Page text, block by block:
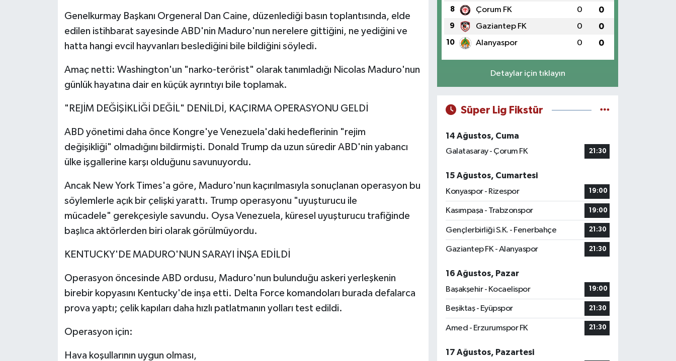
Genelkurmay Başkanı Orgeneral Dan Caine, düzenlediği basın toplantısında, elde
edilen istihbarat sayesinde ABD'nin Maduro'nun nerelere gittiğini, ne yediğini ve
hatta hangi evcil hayvanları beslediğini bile bildiğini söyledi.
Amaç netti: Washington'un "narko-terörist" olarak tanımladığı Nicolas Maduro'nun
günlük hayatına dair en küçük ayrıntıyı bile toplamak.
"REJİM DEĞİŞİKLİĞİ DEĞİL" DENİLDİ, KAÇIRMA OPERASYONU GELDİ
ABD yönetimi daha önce Kongre'ye Venezuela'daki hedeflerinin "rejim
değişikliği" olmadığını bildirmişti. Donald Trump da uzun süredir ABD'nin yabancı
ülke işgallerine karşı olduğunu savunuyordu.
Ancak New York Times'a göre, Maduro'nun kaçırılmasıyla sonuçlanan operasyon bu
söylemlerle açık bir çelişki yarattı. Trump operasyonu "uyuşturucu ile
mücadele" gerekçesiyle savundu. Oysa Venezuela, küresel uyuşturucu trafiğinde
başlıca aktörlerden biri olarak görülmüyordu.
KENTUCKY'DE MADURO'NUN SARAYI İNŞA EDİLDİ
Operasyon öncesinde ABD ordusu, Maduro'nun bulunduğu askeri yerleşkenin
birebir kopyasını Kentucky'de inşa etti. Delta Force komandoları burada defalarca
prova yaptı; çelik kapıları daha hızlı patlatmanın yolları test edildi.
Operasyon için:
Hava koşullarının uygun olması,
8 Çorum FK 0 0
9 Gaziantep FK 0 0
10 Alanyaspor 0 0
Detaylar için tıklayın
Süper Lig Fikstür
14 Ağustos, Cuma
Galatasaray - Çorum FK
21:30
15 Ağustos, Cumartesi
Konyaspor - Rizespor
19:00
Kasımpaşa - Trabzonspor 19:00
Gençlerbirliği S.K. - Fenerbahçe 21:30
Gaziantep FK - Alanyaspor 21:30
16 Ağustos, Pazar
Başakşehir - Kocaelispor
19:00
Beşiktaş - Eyüpspor 21:30
Amed - Erzurumspor FK 21:30
17 Ağustos, Pazartesi